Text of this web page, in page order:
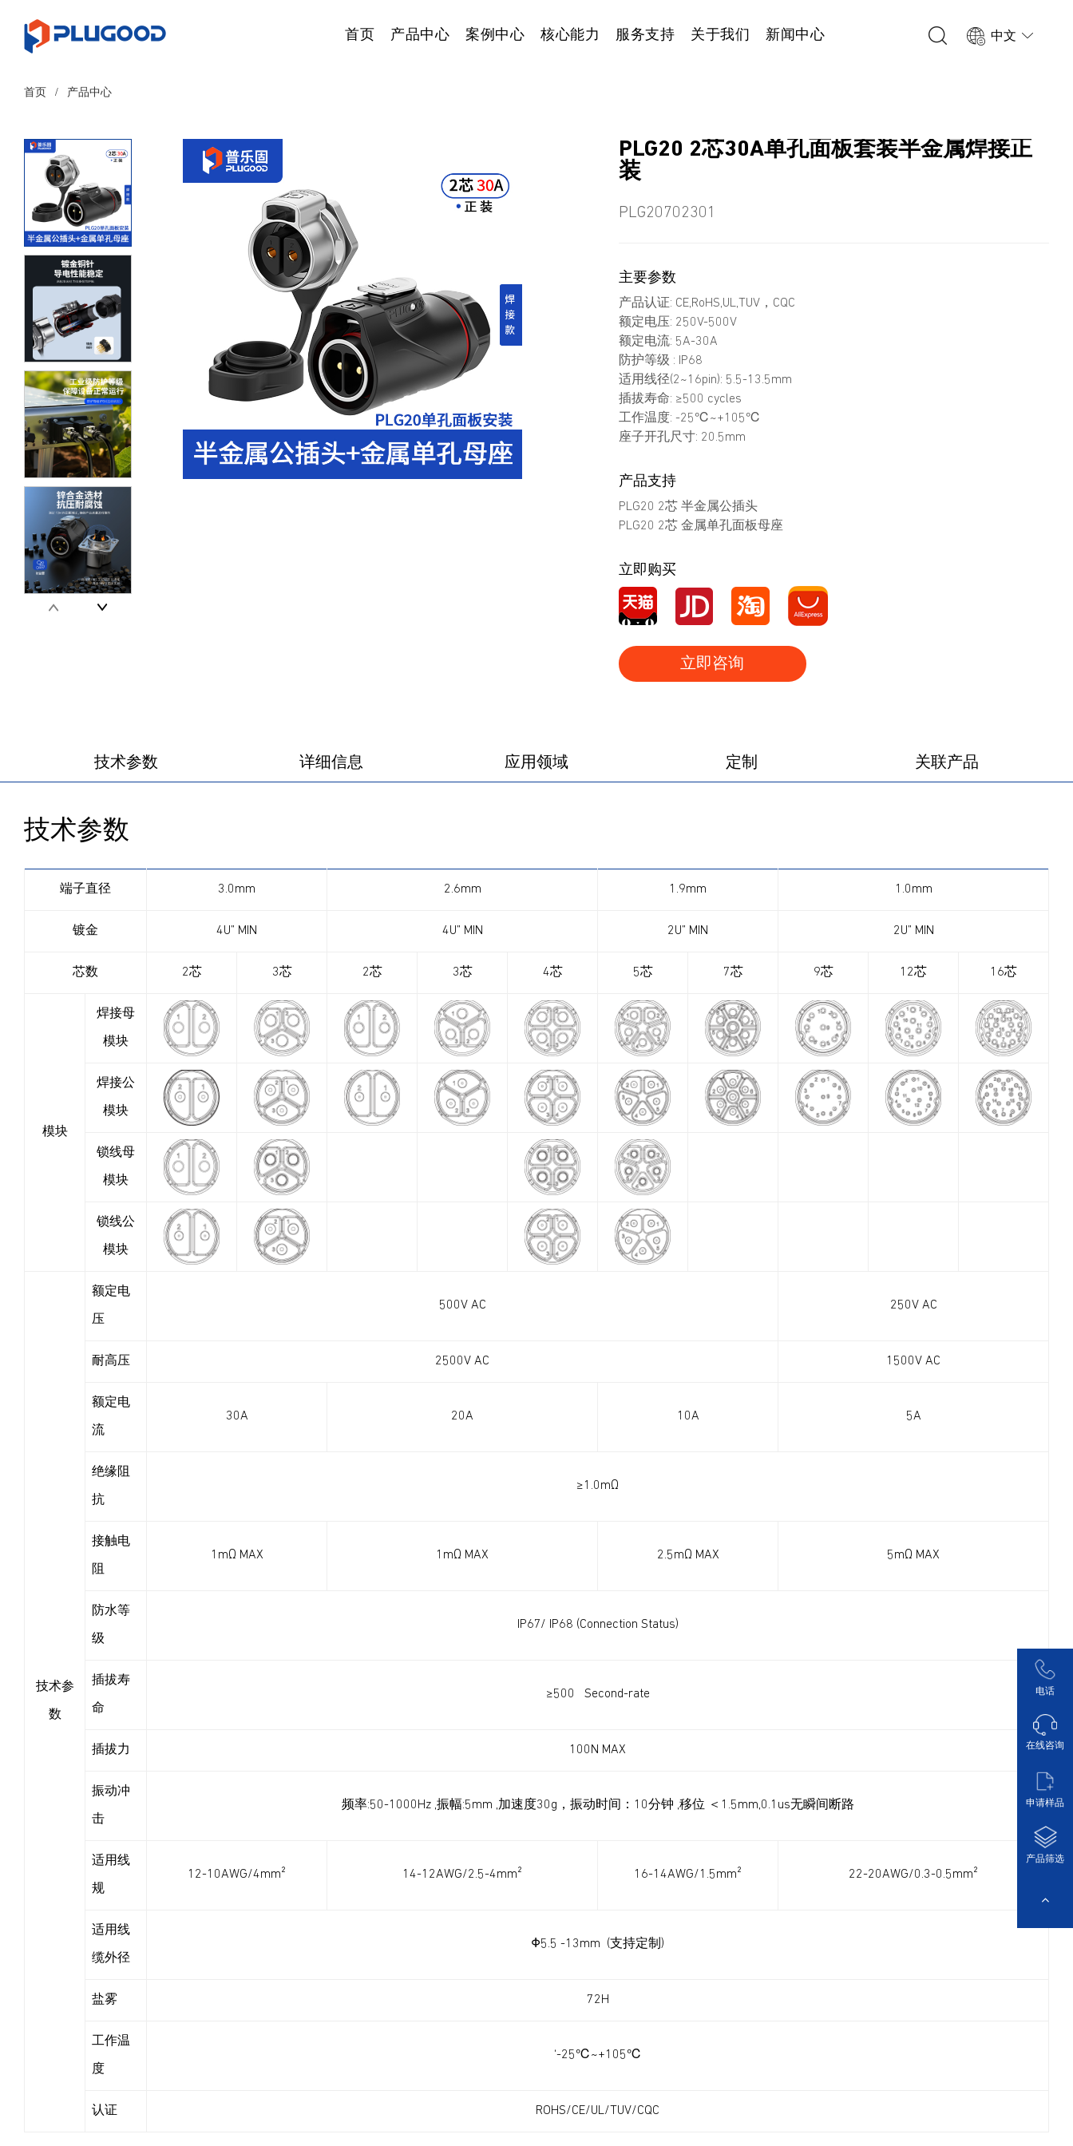
中文
首页 产品中心 案例中心 核心能力 服务支持 关于我们 新闻中心
首页 / 产品中心
PLG20 2芯30A单孔面板套装半金属焊接正
装
PLG20702301
主要参数
产品认证: CE,RoHS,UL,TUV，CQC
额定电压: 250V-500V
额定电流: 5A-30A
防护等级 : IP68
适用线径(2~16pin): 5.5-13.5mm
插拔寿命: ≥500 cycles
工作温度: -25℃~+105℃
座子开孔尺寸: 20.5mm
产品支持
PLG20 2芯 半金属公插头
PLG20 2芯 金属单孔面板母座
立即购买
立即咨询
技术参数 详细信息 应用领域 定制 关联产品
技术参数
端子直径 3.0mm 2.6mm 1.9mm 1.0mm
镀金 4U” MIN 4U” MIN 2U” MIN 2U” MIN
芯数 2芯 3芯 2芯 3芯 4芯 5芯 7芯 9芯 12芯 16芯
模块
焊接母
模块
焊接公
模块
锁线母
模块
锁线公
模块
技术参
数
额定电
压
500V AC 250V AC
耐高压 2500V AC 1500V AC
额定电
流
30A 20A 10A 5A
绝缘阻
抗
≥1.0mΩ
接触电
阻
1mΩ MAX 1mΩ MAX 2.5mΩ MAX 5mΩ MAX
防水等
级
IP67/ IP68 (Connection Status)
插拔寿
命
≥500 Second-rate
插拔力 100N MAX
振动冲
击
频率:50-1000Hz ,振幅:5mm ,加速度30g，振动时间：10分钟 ,移位 ＜1.5mm,0.1us无瞬间断路
适用线
规
12-10AWG/4mm² 14-12AWG/2.5-4mm² 16-14AWG/1.5mm² 22-20AWG/0.3-0.5mm²
适用线
缆外径
Φ5.5 -13mm (支持定制)
盐雾 72H
工作温
度
‘-25℃~+105℃
认证 ROHS/CE/UL/TUV/CQC
电话
在线咨询
申请样品
产品筛选